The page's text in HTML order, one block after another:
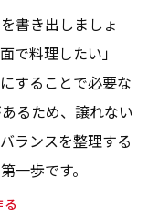
書き出しましょ
で料理したい」
することで必要な
るため、譲れない
ランスを整理する
一歩です。